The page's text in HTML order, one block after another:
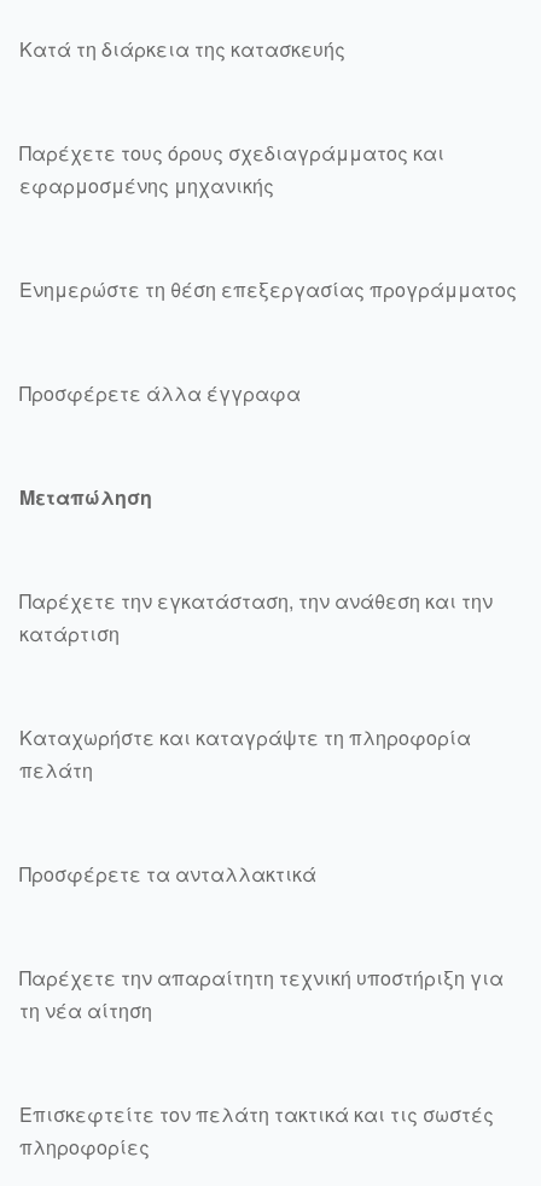
Κατά τη διάρκεια της κατασκευής
Παρέχετε τους όρους σχεδιαγράμματος και
εφαρμοσμένης μηχανικής
Ενημερώστε τη θέση επεξεργασίας προγράμματος
Προσφέρετε άλλα έγγραφα
Μεταπώληση
Παρέχετε την εγκατάσταση, την ανάθεση και την
κατάρτιση
Καταχωρήστε και καταγράψτε τη πληροφορία
πελάτη
Προσφέρετε τα ανταλλακτικά
Παρέχετε την απαραίτητη τεχνική υποστήριξη για
τη νέα αίτηση
Επισκεφτείτε τον πελάτη τακτικά και τις σωστές
πληροφορίες